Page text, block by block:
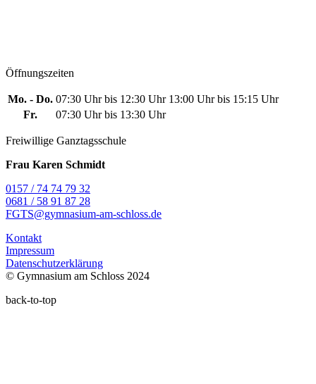
Öffnungszeiten
Mo. - Do. 07:30 Uhr bis 12:30 Uhr 13:00 Uhr bis 15:15 Uhr
Fr.
07:30 Uhr bis 13:30 Uhr
Freiwillige Ganztagsschule
Frau Karen Schmidt
0157 / 74 74 79 32
0681 / 58 91 87 28
FGTS@gymnasium-am-schloss.de
Kontakt
Impressum
Datenschutzerklärung
© Gymnasium am Schloss 2024
back-to-top